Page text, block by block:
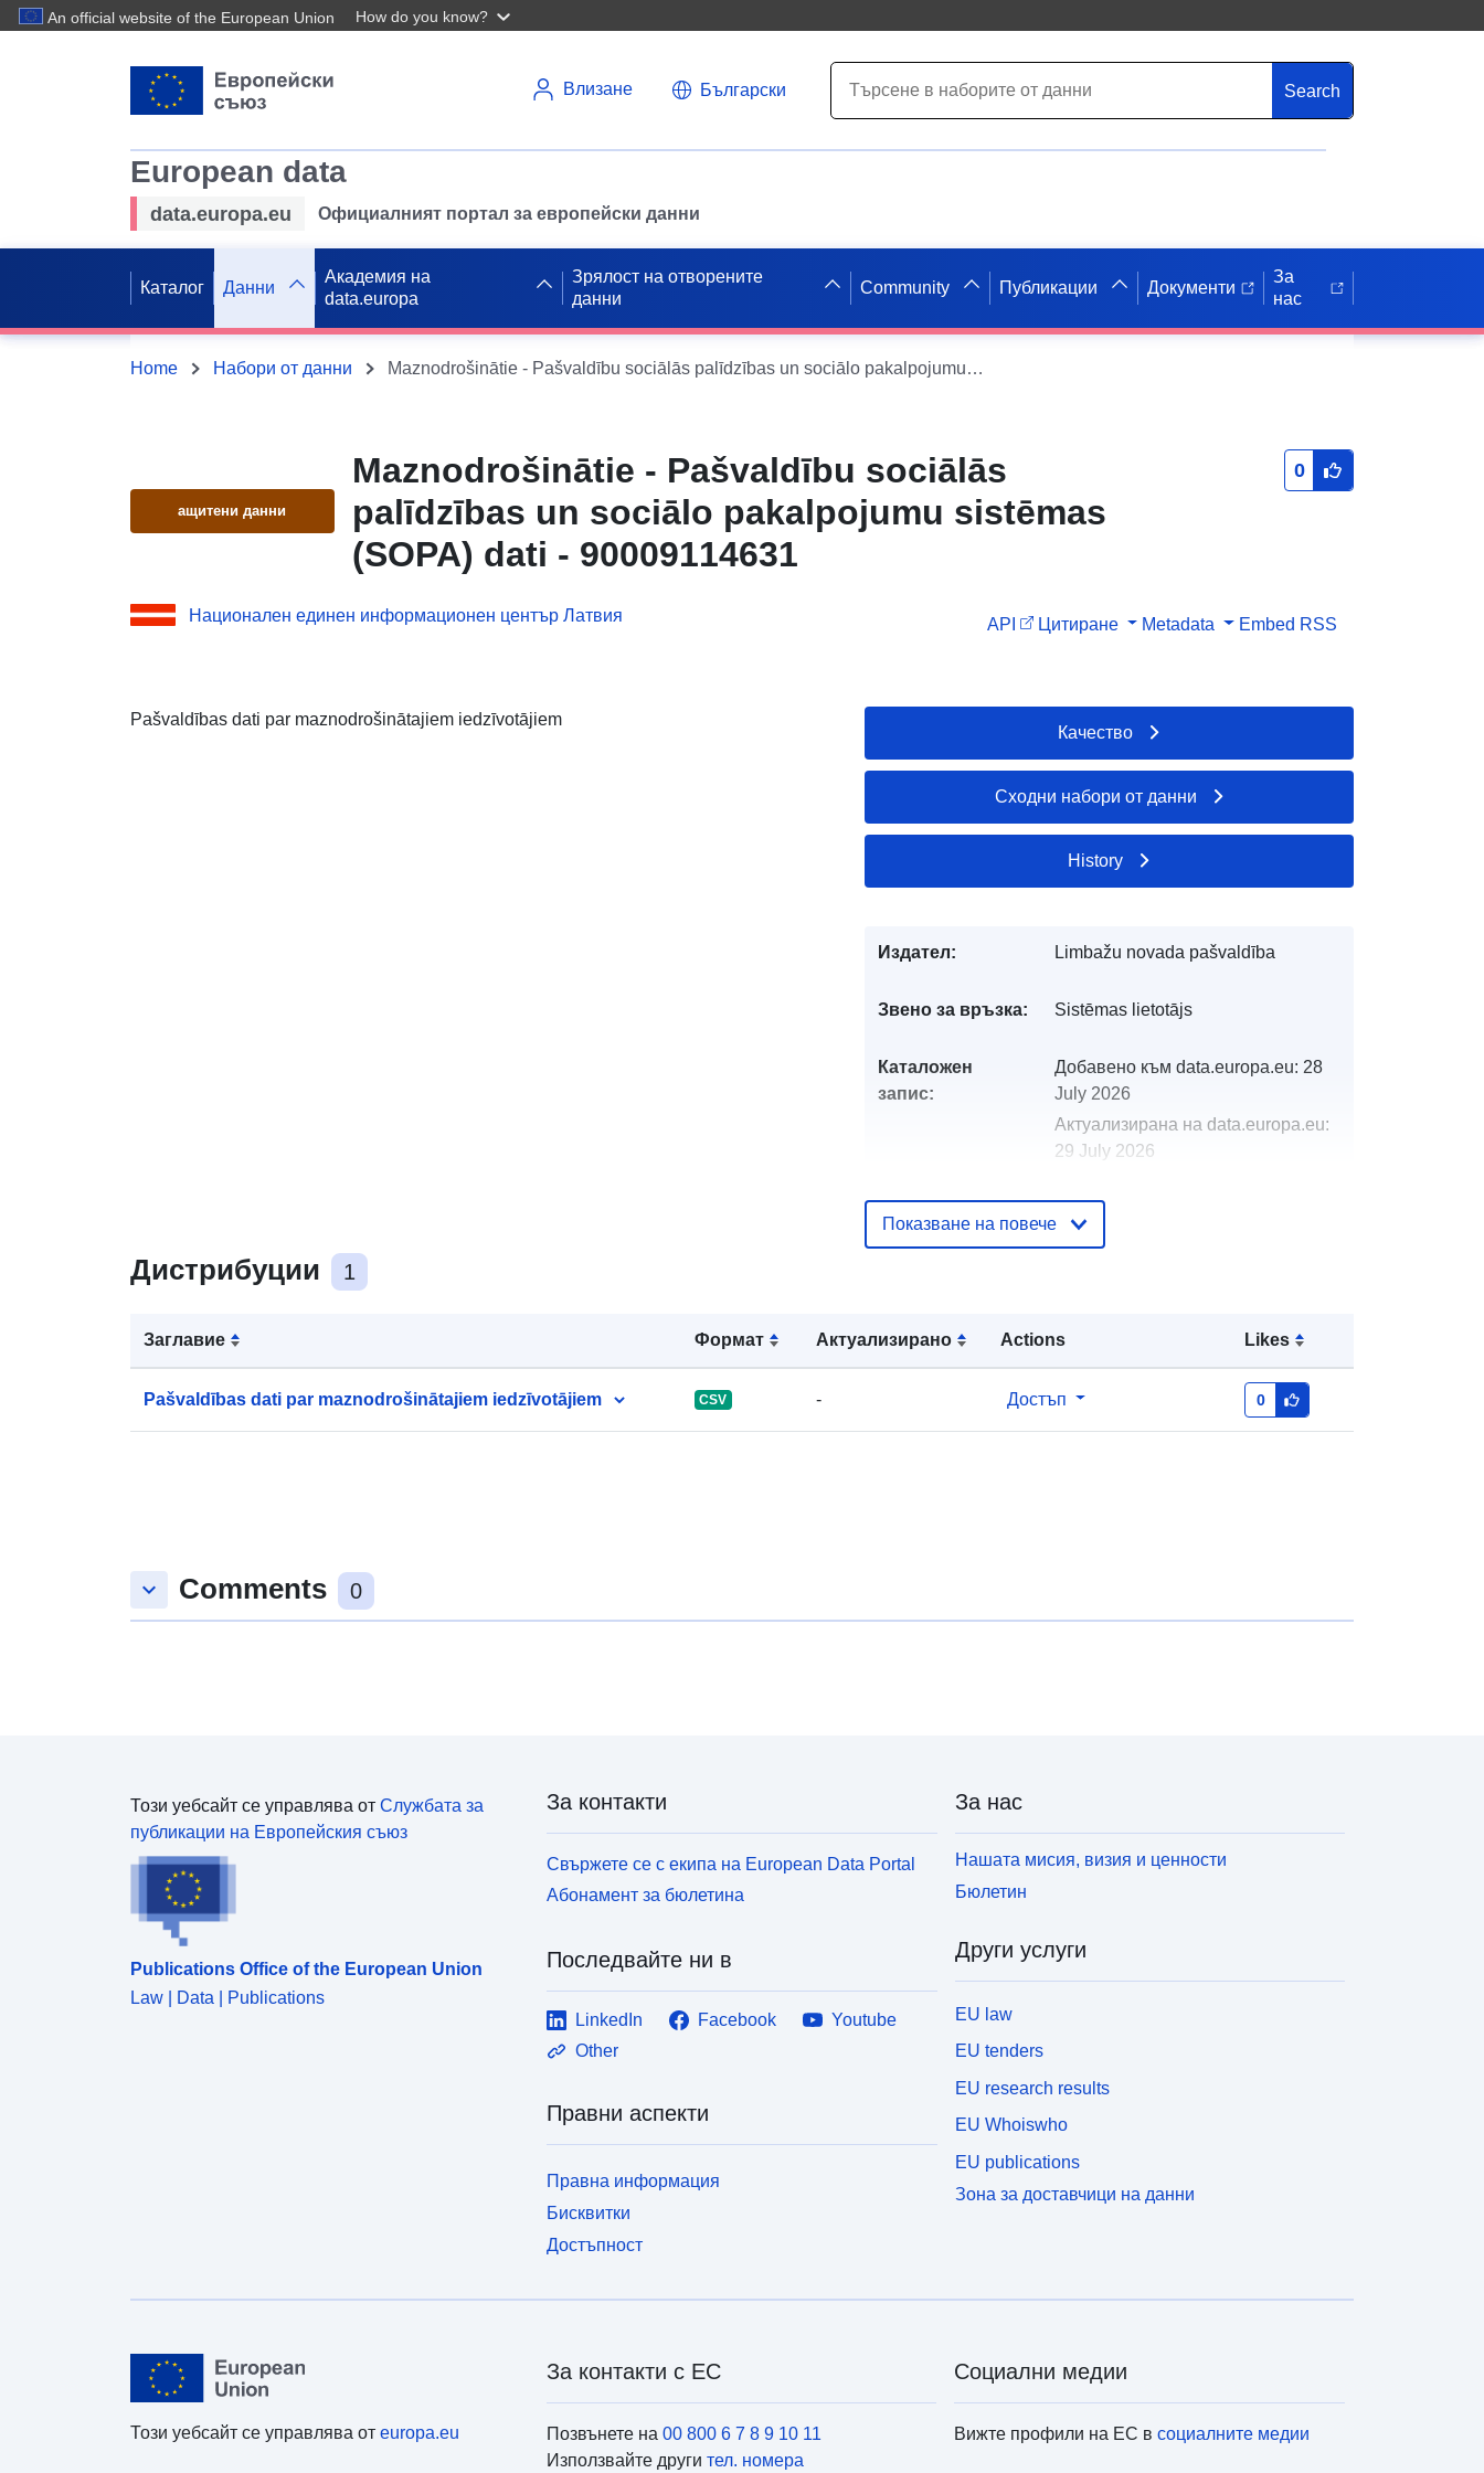
An official website of the European Union How do you know?
Влизане Български Search
European data
data.europa.eu Официалният портал за европейски данни
Каталог Данни
Академия на
data.europa
Зрялост на отворените
данни
Community Публикации Документи
За
нас
Home Набори от данни Maznodrošinātie - Pašvaldību sociālās palīdzības un sociālo pakalpojumu sistēmas (SOPA) dati - 90009114631
ащитени данни
Maznodrošinātie - Pašvaldību sociālās
palīdzības un sociālo pakalpojumu sistēmas
(SOPA) dati - 90009114631
0
Национален единен информационен център Латвия API Цитиране Metadata Embed RSS
Pašvaldības dati par maznodrošinātajiem iedzīvotājiem
Дистрибуции 1
Заглавие Формат Актуализирано Actions Likes
Pašvaldības dati par maznodrošinātajiem iedzīvotājiem CSV - Достъп 0
Качество
Сходни набори от данни
History
Издател: Limbažu novada pašvaldība
Звено за връзка: Sistēmas lietotājs
Каталожен
запис:
Добавено към data.europa.eu: 28
July 2026
Актуализирана на data.europa.eu:
29 July 2026
Идентификатор
и:
32520
Права за
restricted
Показване на повече
keyboard_arrow_down Comments 0
Този уебсайт се управлява от Службата за
публикации на Европейския съюз
Publications Office of the European Union
Law | Data | Publications
За контакти
Свържете се с екипа на European Data Portal
Абонамент за бюлетина
Последвайте ни в
LinkedIn Facebook
Youtube
Other
Правни аспекти
Правна информация
Бисквитки
Достъпност
За нас
Нашата мисия, визия и ценности
Бюлетин
Други услуги
EU law
EU tenders
EU research results
EU Whoiswho
EU publications
Зона за доставчици на данни
Този уебсайт се управлява от europa.eu
За контакти с ЕС
Позвънете на 00 800 6 7 8 9 10 11
Използвайте други тел. номера
Социални медии
Вижте профили на ЕС всоциалните медии